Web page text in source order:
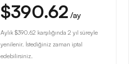
$390.62 /ay
Aylık $390.62 karşılığında 2 yıl süreyle
yenilenir. İstediğiniz zaman iptal
edebilirsiniz.